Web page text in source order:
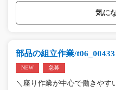
気に
部品の組立作業/t06_00433
NEW 急募
＼座り作業が中心で働きやす